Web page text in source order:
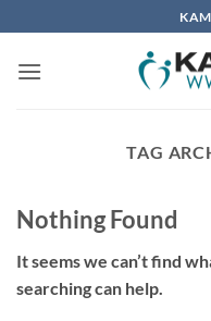
to
content
TAG
Nothing Found
It seems we can’t find
searching can help.